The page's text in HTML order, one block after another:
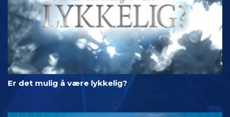
Er det mulig å være lykkelig?